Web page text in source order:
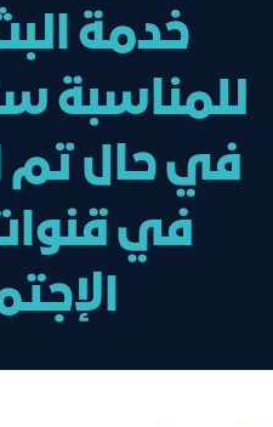
خدمة
للمناسبة
في حال تم
في